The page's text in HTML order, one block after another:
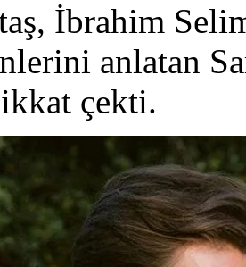
İbrahim
anlatan
çekti.